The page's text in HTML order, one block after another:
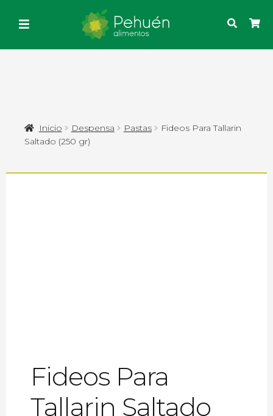
Inicio Despensa Pastas
Fideos Para Tallarin
Saltado (250 gr)
Fideos Para
Tallarin Saltado